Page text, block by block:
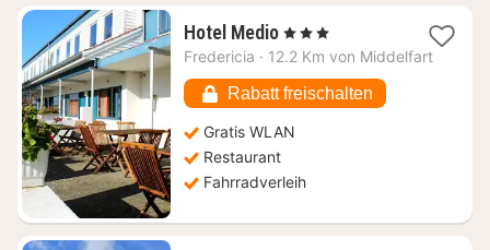
Hotel Medio1
Nacht
72,57
€
, 3 Sterne
Fredericia · 12.2 Km von Middelfart
Rabatt freischalten
Gratis WLAN
Restaurant
Fahrradverleih